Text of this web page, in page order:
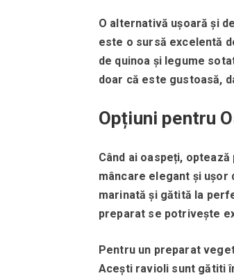
O alternativă ușoară și
este o sursă excelentă
de quinoa și legume
doar că este gustoasă,
Opțiuni pentru
Când ai oaspeți,
mâncare elegant și
marinată și gătită la
preparat se potrivește
Pentru un preparat
Acești ravioli sunt gătiti